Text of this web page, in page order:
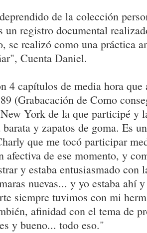
de la colección
un registro documental
se realizó como una práctica
Cuenta Daniel.
4 capítulos de media hora que
(Grabacación de Como
York de la que participé y
y zapatos de goma. Es
que me tocó participar
afectiva de ese momento, y
y estaba entusiasmado con
nuevas... y yo estaba ahí
siempre tuvimos con mi
afinidad con el tema de
y bueno... todo eso."